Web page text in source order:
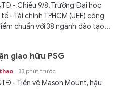
- Chiều 9/8, Trường Đại học
tế - Tài chính TPHCM (UEF) công
chuẩn với 38 ngành đào tạo...
giao hữu PSG
33 phút trước
- Tiền vệ Mason Mount, hậu